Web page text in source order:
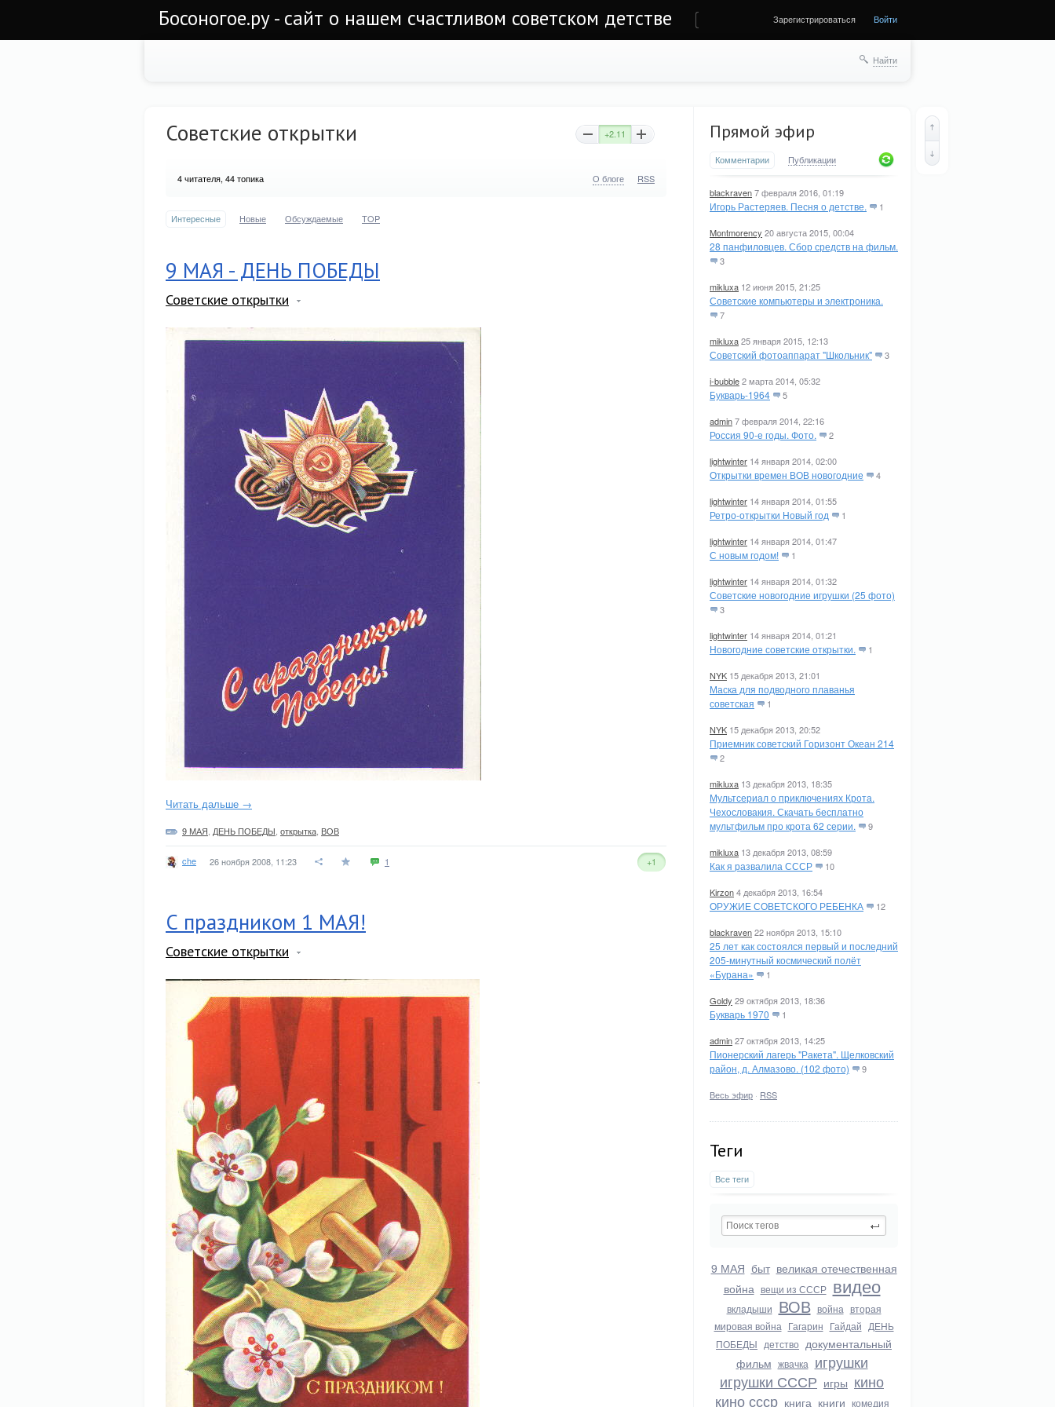
Босоногое.ру - сайт о нашем счастливом советском детстве Зарегистрироваться Войти
Найти
Прямой эфир
Комментарии Публикации
blackraven7 февраля 2016, 01:19
Игорь Растеряев. Песня о детстве. 1
Montmorency 20 августа 2015, 00:04
28 панфиловцев. Сбор средств на фильм.
3
mikluxa 12 июня 2015, 21:25
Советские компьютеры и электроника.
7
mikluxa25 января 2015, 12:13
Советский фотоаппарат "Школьник" 3
i-bubble2 марта 2014, 05:32
Букварь-1964 5
admin7 февраля 2014, 22:16
Россия 90-е годы. Фото. 2
lightwinter 14 января 2014, 02:00
Открытки времен ВОВ новогодние 4
lightwinter 14 января 2014, 01:55
Ретро-открытки Новый год 1
lightwinter 14 января 2014, 01:47
С новым годом! 1
lightwinter 14 января 2014, 01:32
Советские новогодние игрушки (25 фото)
3
lightwinter 14 января 2014, 01:21
Новогодние советские открытки. 1
NYK 15 декабря 2013, 21:01
Маска для подводного плаванья
советская
1
NYK 15 декабря 2013, 20:52
Приемник советский Горизонт Океан 214
2
mikluxa 13 декабря 2013, 18:35
Мультсериал о приключениях Крота.
Чехословакия. Скачать бесплатно
мультфильм про крота 62 серии.
9
mikluxa 13 декабря 2013, 08:59
Как я развалила СССР 10
Kirzon4 декабря 2013, 16:54
ОРУЖИЕ СОВЕТСКОГО РЕБЕНКА 12
blackraven22 ноября 2013, 15:10
25 лет как состоялся первый и последний
205-минутный космический полёт
«Бурана»
1
Goldy 29 октября 2013, 18:36
Букварь 1970 1
admin27 октября 2013, 14:25
Пионерский лагерь "Ракета". Щелковский
район, д. Алмазово. (102 фото)
9
Весь эфир · RSS
Теги
Все теги
9 МАЯ быт великая отечественная
война вещи из СССР видео
вкладыши ВОВ война вторая
мировая война Гагарин Гайдай ДЕНЬ
ПОБЕДЫ детство документальный
фильм жвачка игрушки
игрушки СССР игры кино
кино ссср книга книги комедия
Советские открытки +2.11
4читателя, 44 топика О блоге RSS
Интересные Новые Обсуждаемые TOP
9 МАЯ - ДЕНЬ ПОБЕДЫ
Советские открытки
Читать дальше →
9 МАЯ ДЕНЬ ПОБЕДЫ открытка ВОВ
che 26 ноября 2008, 11:23 1 +1
С праздником 1 МАЯ!
Советские открытки